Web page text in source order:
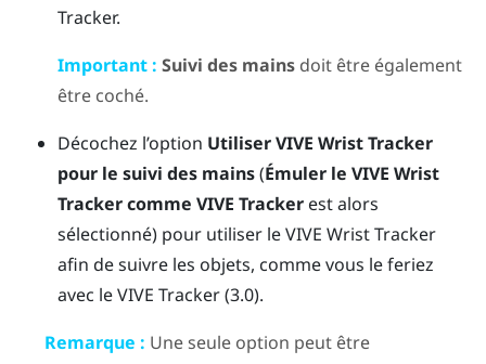
Tracker.
Important : Suivi des mains doit être également
être coché.
Décochez l’option UtiliserVIVE Wrist Tracker
pour le suivi des mains(Émuler le VIVE Wrist
Tracker comme VIVE Tracker est alors
sélectionné) pour utiliser leVIVE Wrist Tracker
afin de suivre les objets, comme vous le feriez
avec leVIVE Tracker (3.0).
Remarque : Une seule option peut être